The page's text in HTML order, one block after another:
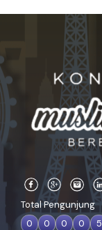
Total Pengunjung
0
0 0 0 5